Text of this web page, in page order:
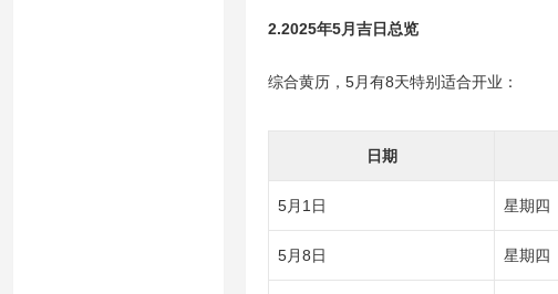
2.2025年5月吉日总览
综合黄历，5月有8天特别适合开业：
日期
5月1日 星期四
5月8日 星期四